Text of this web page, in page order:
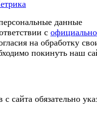
данные
с
на обработку
покинуть наш
сайта обязательно